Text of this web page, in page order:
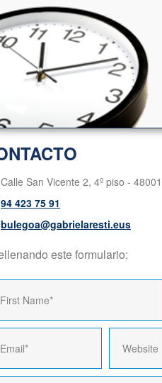
Calle San Vicente 2, 4º piso -
94 423 75 91
bulegoa@gabrielaresti.eus
este formulario: